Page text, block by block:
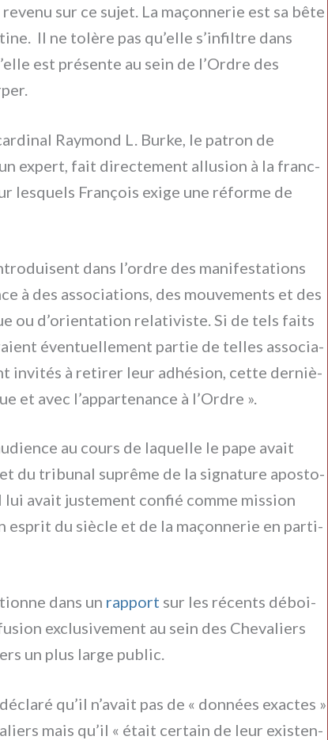
sur ce sujet. La maçon­ne­rie est sa bête
Il ne tolè­re pas qu’elle s’infiltre dans
est pré­sen­te au sein de l’Ordre des
Raymond L. Burke, le patron de
expert, fait direc­te­ment allu­sion à la franc-
lesquels François exi­ge une réfor­me de
dans l’ordre des mani­fe­sta­tions
à des asso­cia­tions, des mou­ve­men­ts et des
ou d’orientation rela­ti­vi­ste. Si de tels fai­ts
éven­tuel­le­ment par­tie de tel­les asso­cia­
invi­tés à reti­rer leur adhé­sion, cet­te der­niè­
avec l’appartenance à l’Ordre ».
au cours de laquel­le le pape avait
du tri­bu­nal suprê­me de la signa­tu­re apo­sto­
avait juste­ment con­fié com­me mis­sion
esprit du siè­cle et de la maçon­ne­rie en par­ti­
dans un rap­port sur les récen­ts déboi­
exclu­si­ve­ment au sein des Chevaliers
un plus lar­ge public.
qu’il n’avait pas de « don­nées exac­tes »
mais qu’il « était cer­tain de leur exi­sten­